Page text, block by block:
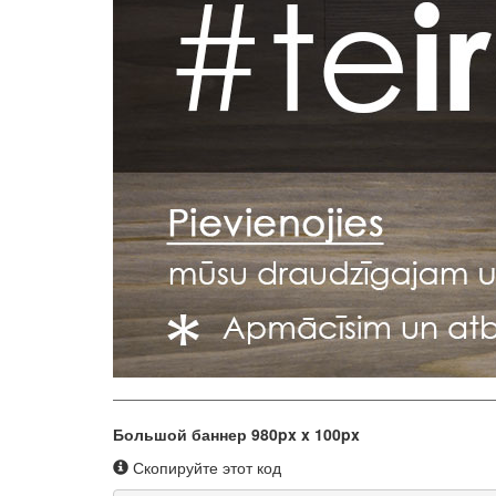
Большой баннер 980px x 100px
Скопируйте этот код